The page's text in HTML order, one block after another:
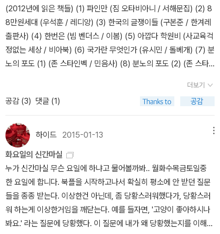
렸던 이 영화는 대출기록카드의 낭만적 기능을 보여준다. 얼마 전 이
영화의 주인공이었던 나카야마 미호가 갑작스럽게 죽었다는 소식에
좀더 애틋한 마음으로 이 영화를 다시 보았다. 40대에 본 영화는 그
때의 감정과는 다른(몰입 보단 흐뭇함?) 감정으로 보게 되었지만 도
서관에 대해서만큼은 더 깊은 관심을 가지고 보았다. 개인정보가 낭
~ 미래의 도서관 로맨스는 어떻게 그려질까? 정보봉사봇과의 로맨스
는 아니길....도서관 버전의 <Her>.... 근데 이 영화 보고 깊이 몰입한
1인....3. <장미의 이름> 사 놓은지가 언제인데 아직도 읽지 못한 움
베르트 에코의 <장미의 이름>은 수도원이 도서관의 기능을 하던 때,
수도원을 배경으로 한 살인 사건을 다룬 추리 소설이다. 읽지 않은 책
에 대하여 나는 말할 능력이 없으니 보지 못한 영화에 대해서도 말할
수가 없다. 다만, 숀 코너리라는 대단한 배우가 등장하니 더욱 기대된
다고 할 수 밖에. 올해는 이 책을 꼭 읽고 이 영화를 꼭 봐야겠다는 목
표가 생겼다. 그나저나 알라딘에 한글 자막 버전은 이미지가 없어서
금 마시면 출근 준비가 끝나는 것. 공공화장실에서 누가 보지 않아도
꼼꼼하게 구석구석 청소하는 모습은 인상깊다. 매일의 지루한 업무를
이토록 진지하게 반복할 수 있게 하는 힘은 무엇일까. 영화의 맥락상
히라야마는 좋은 집안의 ‘도련님’으로 컸을 것으로 짐작되지만, 아마
도 가족 간의 갈등으로 일찍 독립한 인물로 설정되지 않았을까 싶다.
는 일상을 더욱 두드러지게 만들어준다. 그럼에도 매일 같은 점심 시
간에 같은 샌드위치로, 같은 벤치에 앉아 점심을 먹으면서 그가 꺼내
드는 자동카메라가 눈에 들어온다. 매일 바라보는 대상과 마주하며
자세히 바라보고 ‘사진’으로 남기는 그만의 의식이었던 것이다. 하지
만 이러한 일상을 따라가보는 것만으로도 지루하게 느껴진다면, 다시
주인공의 삶을 면밀하게 들여다봐야 한다. 그의 하루하루가 ‘단 하루
도’ 같은 날이 없다는 것을 알아챌 수 있을 것이다. 그의 일상은 삶이
끝날 때까지 지루하게 반복될 것만 같지만 말이다. 삶의 리듬(반복)이
지속되는 가운데 여기에 미묘한 차이들이 발생하고, 삶에 침투하는
것이다. 매일 같아보이는 일상 속에 작지만 변화무쌍한 변화가 일상
에 침입하고 끊임없이 교란하는 모습을 발견한다. 물론 불편하기도
사》(이성애와 동성애 그 대결의 역사)(문학과 지성사) 제임스
글릭《인포메이션》(동아시아 출판사)리처드 도킨스《만들어진 신》(김
영사)다케우치 가오루_미루야마 아쓰시 《과학의 미해결 문제들》(반
니)데이비드 에반스_리처드 슈말렌지《매치메이커스》(더 퀘스트)앨
런 앤틀리프《아나키와 예술》(이학사)막심 고리키《가난한 사람들》
(민음사)나는 민음북클럽 에디션으로 가지고 있는데, 판매되고 있는
책은 산뜻한 연두색이다.로베르토 무질《사랑의 완성》(북인더갭)백민
(민음사)조너선 스위프트《걸리버 여행기》(느낌이 있는 책)카렐 차페
크《오른쪽 주머니에서 나온 이야기》(모비딕 출판사)김현《입술을 열
면》(창비시선)로트레아몽《말도로르의 노래》(청하 출판사) 도스또예
프스키 전집 붉은 커버 버전은 좀 무섭고 답답해 보여서 뒤에 나온 하
얀 커버로 바꾸고 있는 중이다. 《악령》은 붉은 커버가 더 좋아서 그냥
가지고 있기로^^; 새 책은 3권이지만 이건 2권이라는 장점도 있지~
Axt(no.016)(은행나무 출판사)폴 발레리《바람이 일어난다! 살
아야겠다》(아티초크 빈티지 시선)제임스 엘킨스《그림과 눈물》(아트
(2012년에 읽은 책들) (1) 파인만 (짐 오타비아니 / 서해문집) (2) 8
8만원세대 (우석훈 / 레디앙) (3) 한국의 글쟁이들 (구본준 / 한겨레
출판사) (4) 한번은 (빔 벤더스 / 이봄) (5) 아깝다 학원비 (사교육걱
정없는 세상 / 비아북) (6) 국가란 무엇인가 (유시민 / 돌베개) (7) 분
노의 포도 (1) (존 스타인벡 / 민음사) (8) 분노의 포도 (2) (존 스타
0) 불을 가지고 노는 소년 (1) (스티그 라르손 / 문학에디션 뿔) (11)
불을 가지고 노는 소년 (2) (스티그 라르손 / 문학에디션 뿔) (12) 프
리라이더 (선대인 / 더팩트) (13) 벌집을 발로 찬 소녀 (1) (스티그 라
르손 / 문학에디션 뿔) (14) 벌집을 발로 찬 소녀 (2) (스티그 라르손
/ 문학에디션 뿔) (15) 경제학 3.0 (김광수 / 더난) (16) 수레바퀴 아
래서 (헤르만 헤세 / 민음사) (17) 암흑의 핵심 (조셉콘래드 / 민음
사) (18) 섬 (장 그르니에 / 민음사) (19) 읽지 않은 책에 대해 말하는
법 (피에르 바야르 / 여름언덕) (20) 티파니에서 아침을 (트루먼 카
포티 / 아침나라) (21) 강남몽 (황석영 / 창비) (22) 자본주의 역사 바
로 알기 (리오 휴버먼 / 책벌레) (23) 안철수의 생각 (안철수 / 김영
사) (24) 나는 고양이로소이다 (나쓰메 소세키 / 문학사상사) (25)
더보기
공감 (3) 댓글 (1)
하이드 2015-01-13
화요일의 신간마실
누가 신간마실 무슨 요일에 하냐고 물어볼까봐.. 월화수목금토일중
한 요일에 합니다. 북플을 시작하고나서 확실히 평소에 안 받던 질문
들을 종종 받는다. 이상한건 아닌데, 좀 당황스러워했다가, 당황스러
워 하는게 이상한거임을 깨닫는다. 예를 들자면, '고양이 좋아하시나
봐요.' 라는 질문에 당황했다. 이 질문에 내가 왜 당황했는지를 이해한